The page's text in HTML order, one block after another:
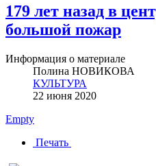
179 лет назад в
большой пожар
Информация о материале
Полина НОВИКОВА
КУЛЬТУРА
22 июня 2020
Empty
Печать